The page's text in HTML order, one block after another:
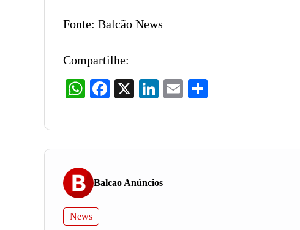
Fonte: Balcão News
Compartilhe:
WhatsAppFacebook LinkedInEmail
Balcao Anúncios
News